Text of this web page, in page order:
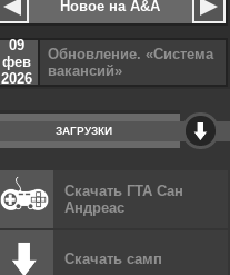
Новое на A&A
09
фев
2026
Обновление. «Система
вакансий»
ЗАГРУЗКИ
Скачать ГТА Сан
Андреас
Скачать самп